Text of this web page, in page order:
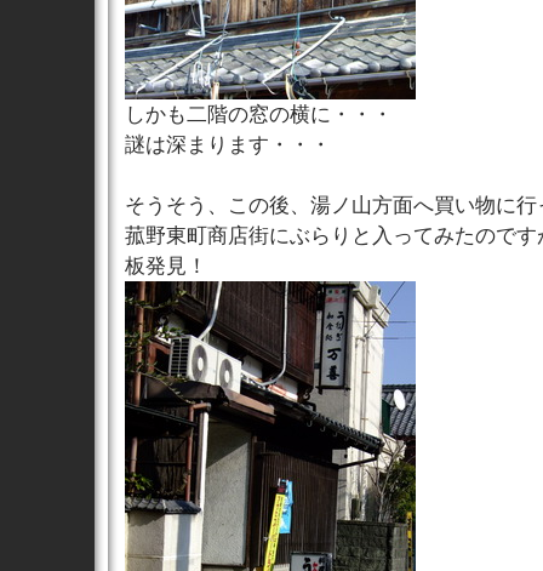
しかも二階の窓の横に・・・
謎は深まります・・・
そうそう、この後、湯ノ山方面へ買い物に
菰野東町商店街にぶらりと入ってみたので
板発見！